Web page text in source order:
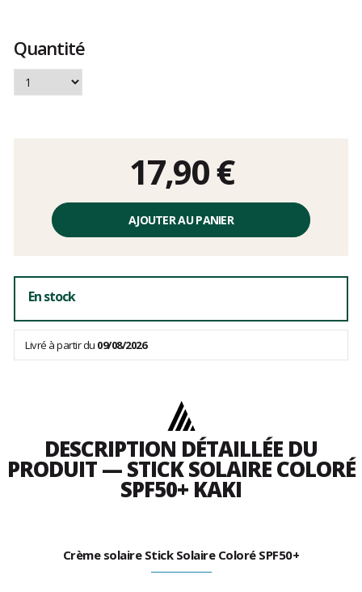
Quantité
17,90 €
unitaire,
AJOUTER AU PANIER
En stock
Livré à partir du 09/08/2026
DESCRIPTION DÉTAILLÉE DU
PRODUIT — STICK SOLAIRE COLORÉ
SPF50+ KAKI
Crème solaire Stick Solaire Coloré SPF50+